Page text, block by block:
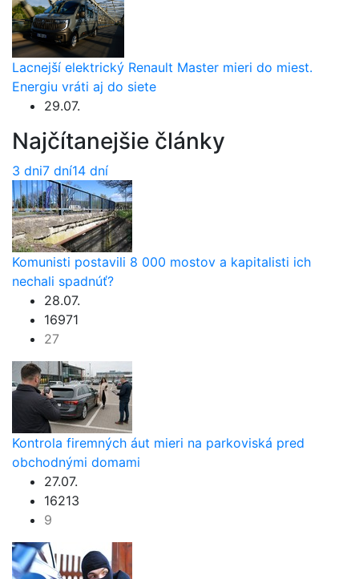
Lacnejší elektrický Renault Master mieri do miest.
Energiu vráti aj do siete
29.07.
Najčítanejšie články
3 dni7 dní14 dní
Komunisti postavili 8 000 mostov a kapitalisti ich
nechali spadnúť?
28.07.
16971
27
Kontrola firemných áut mieri na parkoviská pred
obchodnými domami
27.07.
16213
9